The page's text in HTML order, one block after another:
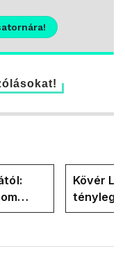
Kövér
tényleg